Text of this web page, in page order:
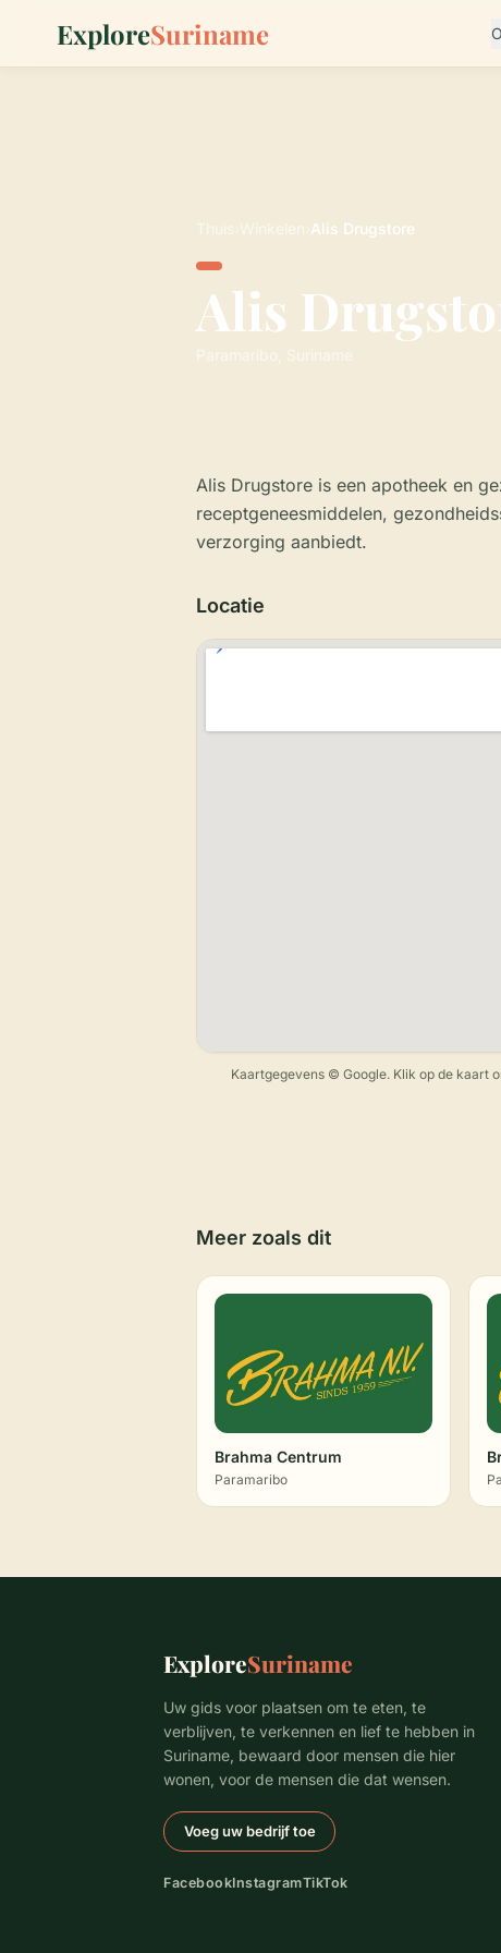
ExploreSuriname
Thuis Winkelen Alis Drugstore
Alis
Paramaribo, Suriname
Alis Drugstore is een apotheek en
receptgeneesmiddelen,
verzorging aanbiedt.
Locatie
Kaartgegevens © Google. Klik op de kaart
Meer zoals dit
Brahma Centrum
Paramaribo
ExploreSuriname
Uw gids voor plaatsen om te eten, te
verblijven, te verkennen en lief te hebben in
Suriname, bewaard door mensen die hier
wonen, voor de mensen die dat wensen.
Voeg uw bedrijf toe
FacebookInstagramTikTok